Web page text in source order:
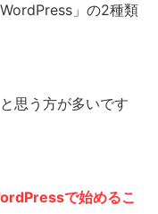
」の2種類
と思う方が多いです
で始めるこ